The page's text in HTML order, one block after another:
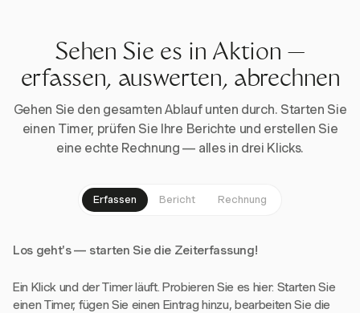
Sehen Sie es in Aktion —
erfassen, auswerten, abrechnen
Gehen Sie den gesamten Ablauf unten durch. Starten Sie
einen Timer, prüfen Sie Ihre Berichte und erstellen Sie
eine echte Rechnung — alles in drei Klicks.
Erfassen Bericht Rechnung
Los geht's — starten Sie die Zeiterfassung!
Ein Klick und der Timer läuft. Probieren Sie es hier: Starten Sie
einen Timer, fügen Sie einen Eintrag hinzu, bearbeiten Sie die